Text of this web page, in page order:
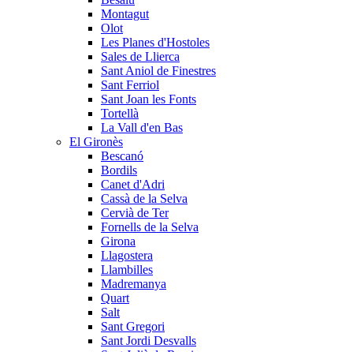
Montagut
Olot
Les Planes d'Hostoles
Sales de Llierca
Sant Aniol de Finestres
Sant Ferriol
Sant Joan les Fonts
Tortellà
La Vall d'en Bas
El Gironès
Bescanó
Bordils
Canet d'Adri
Cassà de la Selva
Cervià de Ter
Fornells de la Selva
Girona
Llagostera
Llambilles
Madremanya
Quart
Salt
Sant Gregori
Sant Jordi Desvalls